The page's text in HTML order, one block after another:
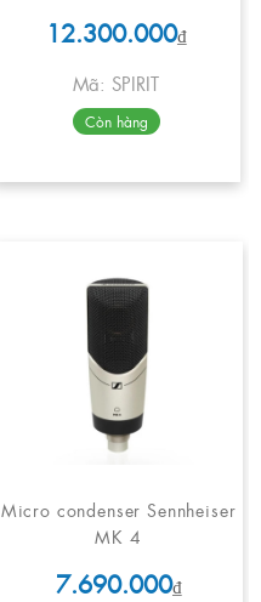
12.300.000₫
Mã: SPIRIT
Còn hàng
Micro condenser Sennheiser
MK 4
7.690.000₫